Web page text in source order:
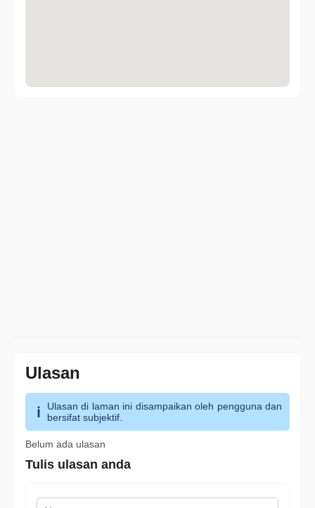
Ulasan
Ulasan di laman ini disampaikan oleh pengguna dan
bersifat subjektif.
Belum ada ulasan
Tulis ulasan anda